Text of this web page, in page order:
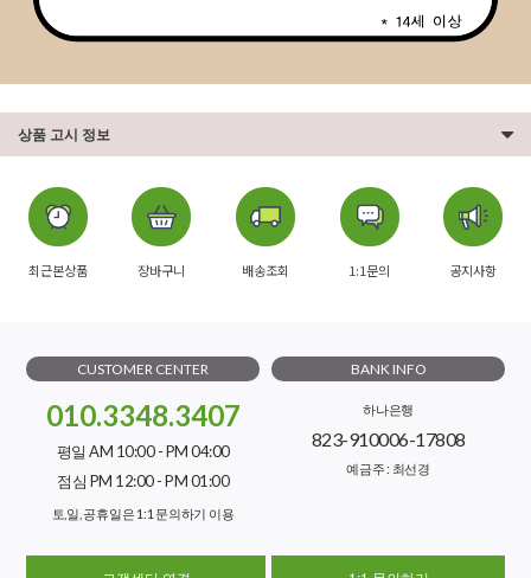
상품 고시 정보
최근본상품 장바구니 배송조회 1:1문의 공지사항
CUSTOMER CENTER
010.3348.3407
평일 AM 10:00 - PM 04:00
점심 PM 12:00 - PM 01:00
토,일, 공휴일은 1:1 문의하기 이용
BANK INFO
하나은행
823-910006-17808
예금주 : 최선경